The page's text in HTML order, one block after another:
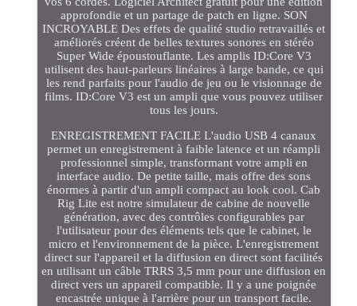
approfondie et un partage de patch en ligne. SON
INCROYABLE Des effets de qualité studio retravaillés et
améliorés créent de belles textures sonores en stéréo
Super Wide époustouflante. Les amplis ID:Core V3
utilisent des haut-parleurs linéaires à large bande, ce qui
les rend parfaits pour l'audio de jeu ou le visionnage de
films. ID:Core V3 est un ampli que vous pouvez utiliser
tous les jours.
ENREGISTREMENT FACILE L'audio USB 4 canaux
permet un enregistrement à faible latence et un réampli
professionnel simple, transformant votre ampli en
interface audio. De petite taille, mais offre des sons
énormes à partir d'un ampli compact au look cool. Cab
Rig Lite est notre simulateur de cabine de nouvelle
génération, avec des contrôles configurables par
l'utilisateur pour des éléments tels que le cabinet, le
micro et l'environnement de la pièce. L'enregistrement
direct sur l'appareil et la diffusion en direct sont facilités
en utilisant un câble TRRS 3,5 mm pour une diffusion en
direct vers un appareil compatible. Il y a une poignée
encastrée unique à l'arrière pour un transport facile.